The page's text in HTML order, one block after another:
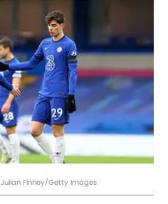
Finney/Getty Images